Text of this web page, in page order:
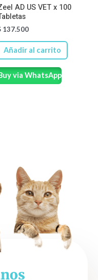
AD US VET x 100
137.500
Añadir al carrito
via WhatsApp